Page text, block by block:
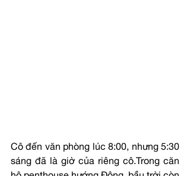
Cô đến văn phòng lúc 8:00, nhưng 5:30
sáng đã là giờ của riêng cô.Trong căn